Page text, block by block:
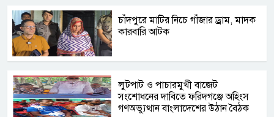
চাঁদপুরে মাটির নিচে গাঁজার ড্রাম, মাদক
কারবারি আটক
লুটপাট ও পাচারমুখী বাজেট
সংশোধনের দাবিতে ফরিদগঞ্জে অহিংস
গণঅভ্যুত্থান বাংলাদেশের উঠান বৈঠক